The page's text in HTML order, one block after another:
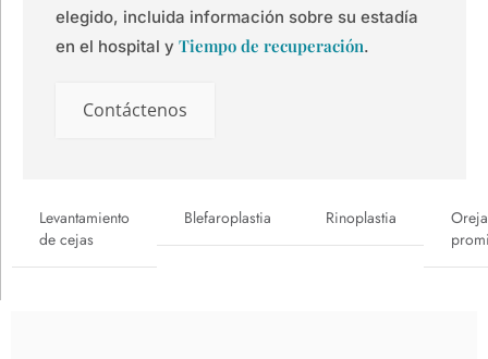
elegido, incluida información sobre su estadía
en el hospital y Tiempo de recuperación.
Contáctenos
Levantamiento
de cejas
Blefaroplastia Rinoplastia
Oreja